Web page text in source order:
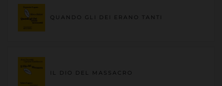
QUANDO GLI DEI ERANO TANTI
IL DIO DEL MASSACRO